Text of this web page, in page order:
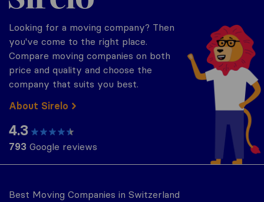
Best Moving Companies in Switzerland
Looking for a moving company? Then
you've come to the right place.
Compare moving companies on both
price and quality and choose the
company that suits you best.
About Sirelo
4.3
793 Google reviews